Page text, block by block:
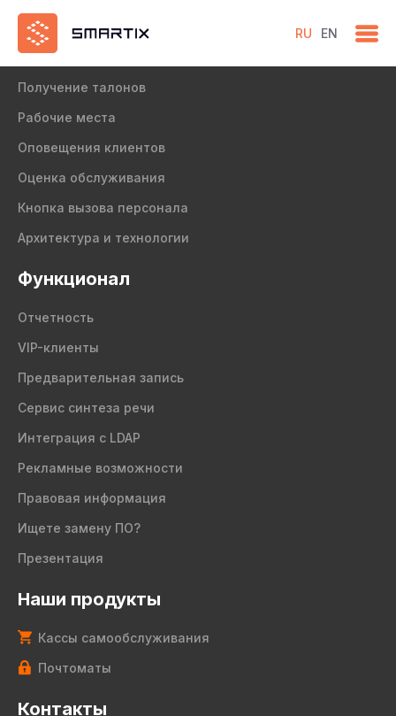
RU EN
Продукт
Получение талонов
Рабочие места
Оповещения клиентов
Оценка обслуживания
Кнопка вызова персонала
Архитектура и технологии
Функционал
Отчетность
VIP-клиенты
Предварительная запись
Сервис синтеза речи
Интеграция с LDAP
Рекламные возможности
Правовая информация
Ищете замену ПО?
Презентация
Наши продукты
Кассы самообслуживания
Почтоматы
Контакты